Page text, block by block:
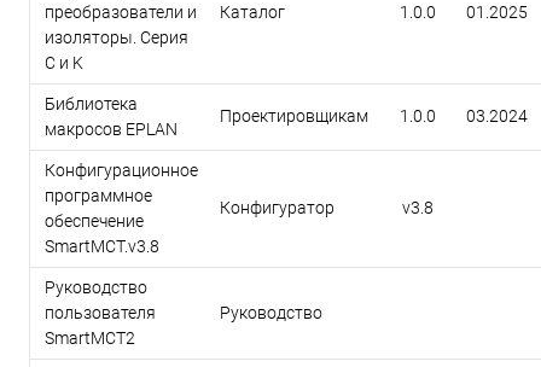
преобразователи и
изоляторы. Серия
C и K
Каталог 1.0.0 01.2025
Библиотека
макросов EPLAN
Проектировщикам 1.0.0 03.2024
Конфигурационное
программное
обеспечение
SmartMCT.v3.8
Конфигуратор v3.8
Руководство
пользователя
SmartMCT2
Руководство